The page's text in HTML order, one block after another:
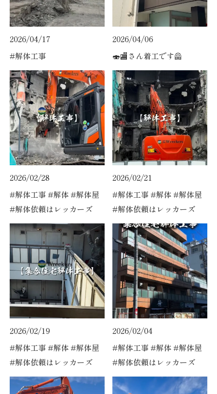
2026/04/17
#解体工事
2026/04/06
🍣🏬さん着工です🦺
2026/02/28
#解体工事 #解体 #解体屋
#解体依頼はレッカーズ
2026/02/21
#解体工事 #解体 #解体屋
#解体依頼はレッカーズ
2026/02/19
#解体工事 #解体 #解体屋
#解体依頼はレッカーズ
2026/02/04
#解体工事 #解体 #解体屋
#解体依頼はレッカーズ